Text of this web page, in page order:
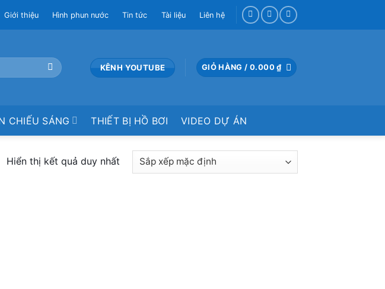
Giới thiệu Hình phun nước Tin tức Tài liệu Liên hệ
KÊNH YOUTUBE GIỎ HÀNG / 0.000₫
CHIẾU SÁNG THIẾT BỊ HỒ BƠI VIDEO DỰ ÁN
Hiển thị kết quả duy nhất